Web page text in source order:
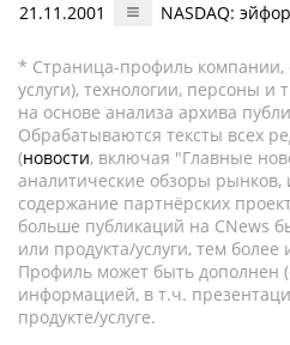
21.11.2001 NASDAQ:
* Страница-профиль компании,
услуги), технологии, персоны и
на основе анализа архива
Обрабатываются тексты всех
(новости, включая "Главные
аналитические обзоры рынков,
содержание партнёрских
больше публикаций на CNews
или продукта/услуги, тем
Профиль может быть дополнен
информацией, в т.ч.
продукте/услуге.